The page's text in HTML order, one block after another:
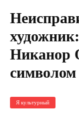
Никанор
Я культурный